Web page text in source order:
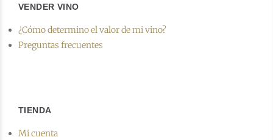
VENDER VINO
¿Cómo determino el valor de mi vino?
Preguntas frecuentes
TIENDA
Mi cuenta